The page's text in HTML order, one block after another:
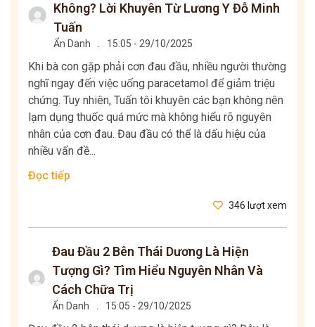
Không? Lời Khuyên Từ Lương Y Đỗ Minh
Tuấn
Ẩn Danh 15:05 - 29/10/2025
Khi bà con gặp phải cơn đau đầu, nhiều người thường
nghĩ ngay đến việc uống paracetamol để giảm triệu
chứng. Tuy nhiên, Tuấn tôi khuyên các bạn không nên
lạm dụng thuốc quá mức mà không hiểu rõ nguyên
nhân của cơn đau. Đau đầu có thể là dấu hiệu của
nhiều vấn đề...
Đọc tiếp
346 lượt xem
Đau Đầu 2 Bên Thái Dương Là Hiện
Tượng Gì? Tìm Hiểu Nguyên Nhân Và
Cách Chữa Trị
Ẩn Danh 15:05 - 29/10/2025